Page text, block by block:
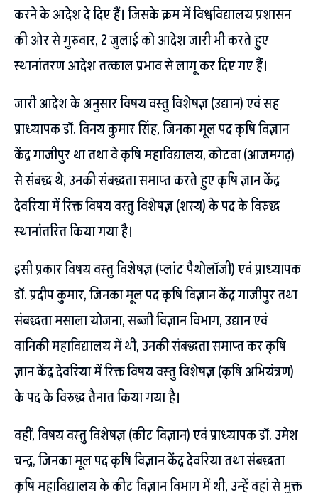
करने के आदेश दे दिए हैं। जिसके क्रम में विश्वविद्यालय प्रशासन
की ओर से गुरुवार, 2 जुलाई को आदेश जारी भी करते हुए
स्थानांतरण आदेश तत्काल प्रभाव से लागू कर दिए गए हैं।
जारी आदेश के अनुसार विषय वस्तु विशेषज्ञ (उद्यान) एवं सह
प्राध्यापक डॉ. विनय कुमार सिंह, जिनका मूल पद कृषि विज्ञान
केंद्र गाजीपुर था तथा वे कृषि महाविद्यालय, कोटवा (आजमगढ़)
से संबद्ध थे, उनकी संबद्धता समाप्त करते हुए कृषि ज्ञान केंद्र
देवरिया में रिक्त विषय वस्तु विशेषज्ञ (शस्य) के पद के विरुद्ध
स्थानांतरित किया गया है।
इसी प्रकार विषय वस्तु विशेषज्ञ (प्लांट पैथोलॉजी) एवं प्राध्यापक
डॉ. प्रदीप कुमार, जिनका मूल पद कृषि विज्ञान केंद्र गाजीपुर तथा
संबद्धता मसाला योजना, सब्जी विज्ञान विभाग, उद्यान एवं
वानिकी महाविद्यालय में थी, उनकी संबद्धता समाप्त कर कृषि
ज्ञान केंद्र देवरिया में रिक्त विषय वस्तु विशेषज्ञ (कृषि अभियंत्रण)
के पद के विरुद्ध तैनात किया गया है।
वहीं, विषय वस्तु विशेषज्ञ (कीट विज्ञान) एवं प्राध्यापक डॉ. उमेश
चन्द्र, जिनका मूल पद कृषि विज्ञान केंद्र देवरिया तथा संबद्धता
कृषि महाविद्यालय के कीट विज्ञान विभाग में थी, उन्हें वहां से मुक्त